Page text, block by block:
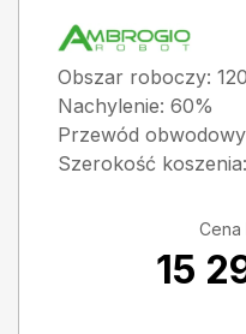
Obszar roboczy:
Nachylenie: 60%
Przewód
Szerokość
Cena
15